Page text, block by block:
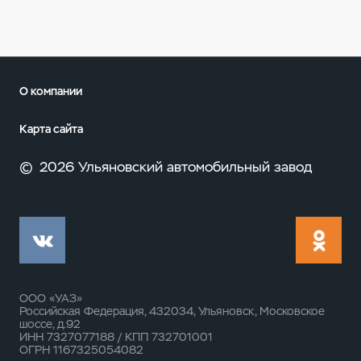
О компании
Карта сайта
© 2026 Ульяновский автомобильный завод
ООО «УАЗ»
Российская Федерация, 432034, Ульяновск, Московское
шоссе, д.92
ИНН 7327077188 / КПП 732701001
ОГРН 1167325054082